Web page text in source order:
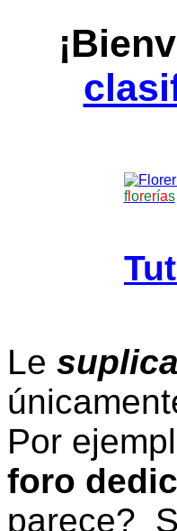
florerías
Le
Por
foro
parece?